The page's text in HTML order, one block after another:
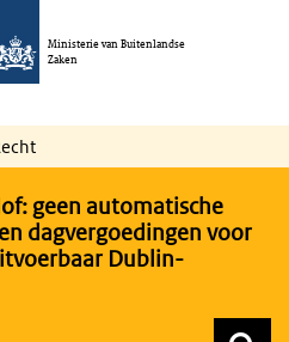
Ministerie van Buitenlandse
Zaken
geen automatische
dagvergoedingen voor
Dublin-